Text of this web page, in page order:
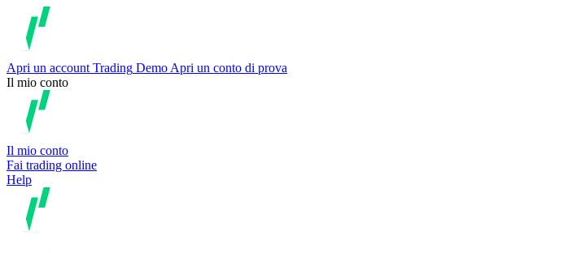
Apri un account Trading Demo Apri un conto di prova
Il mio conto
Il mio conto
Fai trading online
Help